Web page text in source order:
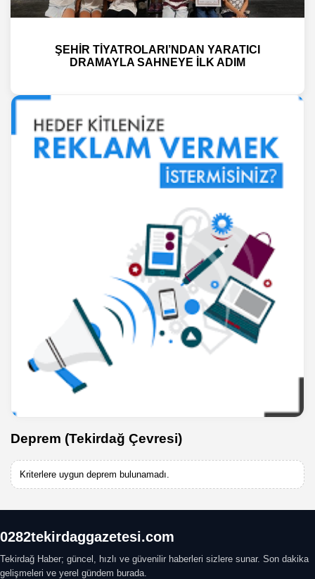
ŞEHİR TİYATROLARI’NDAN YARATICI
DRAMAYLA SAHNEYE İLK ADIM
Deprem (Tekirdağ Çevresi)
Kriterlere uygun deprem bulunamadı.
0282tekirdaggazetesi.com
Tekirdağ Haber; güncel, hızlı ve güvenilir haberleri sizlere sunar. Son dakika
gelişmeleri ve yerel gündem burada.